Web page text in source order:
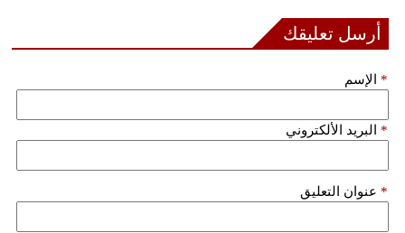
أرسل تعليقك
الإسم *
البريد الألكتروني *
عنوان التعليق *